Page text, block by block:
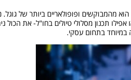
מהמבוקשים ופופולאריים ביותר של
תכנון מסלולי טיולים בחו"ל- את הכול
במיוחד בתחום עסקי.